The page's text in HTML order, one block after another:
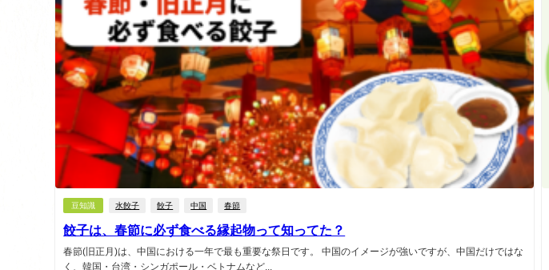
豆知識 水餃子 餃子 中国 春節
餃子は、春節に必ず食べる縁起物って知ってた？
春節(旧正月)は、中国における一年で最も重要な祭日です。 中国のイメージが強いですが、中国だけではな
く、韓国・台湾・シンガポール・ベトナムなど...